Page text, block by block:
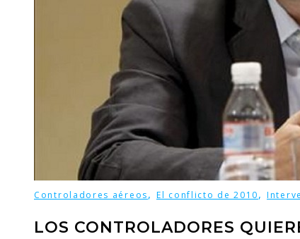
Controladores aéreos, El conflicto de 2010,
LOS CONTROLADORES